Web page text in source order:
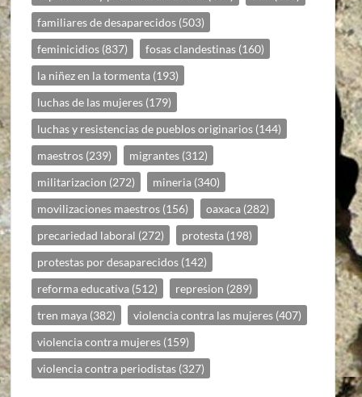
familiares de desaparecidos (503)
feminicidios (837) fosas clandestinas (160)
la niñez en la tormenta (193)
luchas de las mujeres (179)
luchas y resistencias de pueblos originarios (144)
maestros (239) migrantes (312)
militarizacion (272) mineria (340)
movilizaciones maestros (156) oaxaca (282)
precariedad laboral (272) protesta (198)
protestas por desaparecidos (142)
reforma educativa (512) represion (289)
tren maya (382) violencia contra las mujeres (407)
violencia contra mujeres (159)
violencia contra periodistas (327)